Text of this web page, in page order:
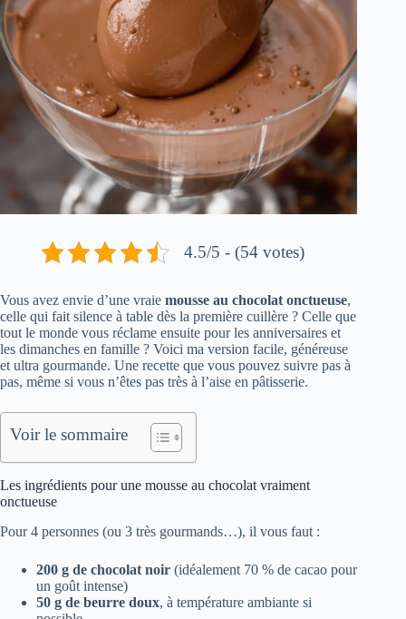
4.5/5 - (54 votes)
Vous avez envie d’une vraie mousse au chocolat onctueuse,
celle qui fait silence à table dès la première cuillère ? Celle que
tout le monde vous réclame ensuite pour les anniversaires et
les dimanches en famille ? Voici ma version facile, généreuse
et ultra gourmande. Une recette que vous pouvez suivre pas à
pas, même si vous n’êtes pas très à l’aise en pâtisserie.
Voir le sommaire
Les ingrédients pour une mousse au chocolat vraiment
onctueuse
Pour 4 personnes (ou 3 très gourmands…), il vous faut :
200 g de chocolat noir (idéalement 70 % de cacao pour
un goût intense)
50 g de beurre doux, à température ambiante si